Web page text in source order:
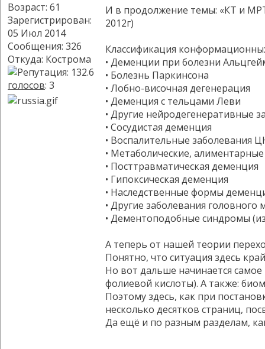
Возраст: 61
Зарегистрирован:
05 Июл 2014
Сообщения: 326
Откуда: Кострома
голосов: 3
И в продолжение темы: «КТ и
2012г)
Классификация
• Деменции при болезни
• Болезнь Паркинсона
• Лобно-височная дегенерация
• Деменция с тельцами Леви
• Другие нейродегенеративные
• Сосудистая деменция
• Воспалительные заболевания
• Метаболические,
• Посттравматическая деменция
• Гипоксическая деменция
• Наследственные формы
• Другие заболевания
• Дементоподобные синдромы
А теперь от нашей теории
Понятно, что ситуация здесь
Но вот дальше начинается
фолиевой кислоты). А также:
Поэтому здесь, как при
несколько десятков страниц,
Да ещё и по разным разделам,